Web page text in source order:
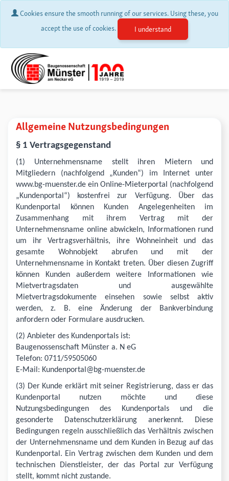
Cookies ensure the smooth running of our services. Using these, you
accept the use of cookies.
I understand
Allgemeine Nutzungsbedingungen
§ 1 Vertragsgegenstand
(1) Unternehmensname stellt ihren Mietern und
Mitgliedern (nachfolgend „Kunden“) im Internet unter
www.bg-muenster.de ein Online-Mieterportal (nachfolgend
„Kundenportal“) kostenfrei zur Verfügung. Über das
Kundenportal können Kunden Angelegenheiten im
Zusammenhang mit ihrem Vertrag mit der
Unternehmensname online abwickeln, Informationen rund
um ihr Vertragsverhältnis, ihre Wohneinheit und das
gesamte Wohnobjekt abrufen und mit der
Unternehmensname in Kontakt treten. Über diesen Zugriff
können Kunden außerdem weitere Informationen wie
Mietvertragsdaten und ausgewählte
Mietvertragsdokumente einsehen sowie selbst aktiv
werden, z. B. eine Änderung der Bankverbindung
anfordern oder Formulare ausdrucken.
(2) Anbieter des Kundenportals ist:
Baugenossenschaft Münster a. N eG
Telefon: 0711/59505060
E-Mail: Kundenportal@bg-muenster.de
(3) Der Kunde erklärt mit seiner Registrierung, dass er das
Kundenportal nutzen möchte und diese
Nutzungsbedingungen des Kundenportals und die
gesonderte Datenschutzerklärung anerkennt. Diese
Bedingungen regeln ausschließlich das Verhältnis zwischen
der Unternehmensname und dem Kunden in Bezug auf das
Kundenportal. Ein Vertrag zwischen dem Kunden und dem
technischen Dienstleister, der das Portal zur Verfügung
stellt, kommt nicht zustande.